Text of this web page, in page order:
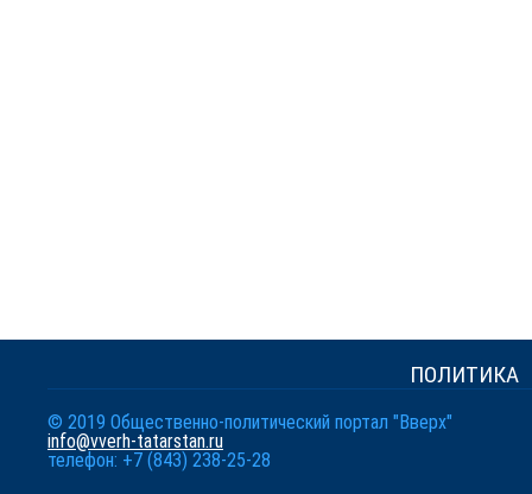
ПОЛИТИКА
© 2019 Общественно-политический портал "Вверх"
info@vverh-tatarstan.ru
телефон: +7 (843) 238-25-28